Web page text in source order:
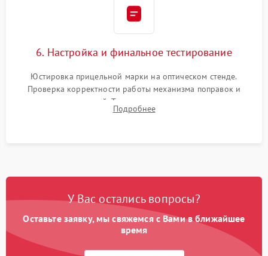
6. Настройка и финальное тестирование
Юстировка прицельной марки на оптическом стенде.
Проверка корректности работы механизма поправок и
отсутствия искажений. Тестирование прицела на ударном
стенде для подтверждения устойчивости к отдаче оружия и
Подробнее
У Вас остались вопросы?
Оставьте заявку, мы свяжемся с Вами в ближайшее
время